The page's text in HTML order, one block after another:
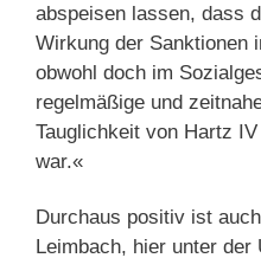
abspeisen lassen, dass
Wirkung der Sanktionen
obwohl doch im
regelmäßige und
Tauglichkeit von Hartz
war.«
Durchaus positiv ist
Leimbach, hier unter der